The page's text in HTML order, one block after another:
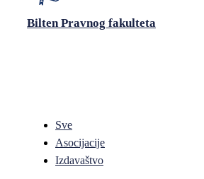
Bilten Pravnog fakulteta
Sve
Asocijacije
Izdavaštvo